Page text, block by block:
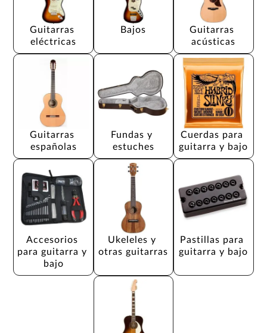
Guitarras
eléctricas
Bajos
Guitarras
acústicas
Guitarras
españolas
Fundas y
estuches
Cuerdas para
guitarra y bajo
Accesorios
para guitarra y
bajo
Ukeleles y
otras guitarras
Pastillas para
guitarra y bajo